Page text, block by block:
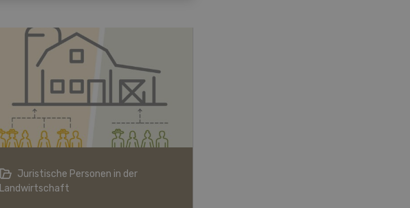
Juristische Personen in der
Landwirtschaft